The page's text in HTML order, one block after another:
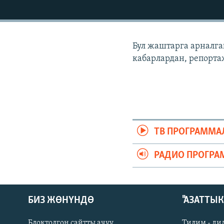
АЗАТТЫК+
Бул жаштарга
кабарлардан,
ТВ
РАДИО
БИЗ ЖӨНҮНДӨ